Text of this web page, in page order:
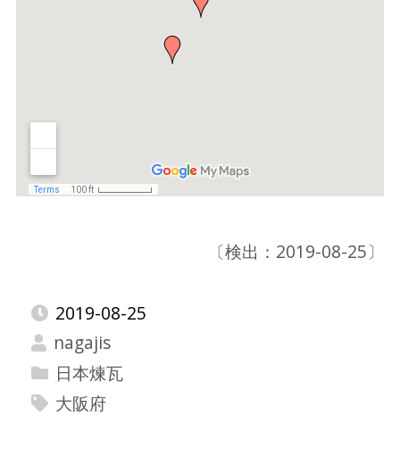
〔検出：2019-08-25〕
2019-08-25
nagajis
日本煉瓦
大阪府